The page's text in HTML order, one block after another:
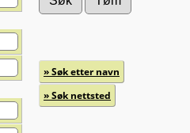
» Søk etter navn
» Søk nettsted